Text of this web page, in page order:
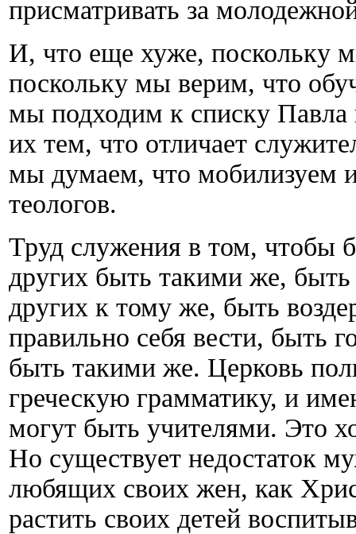
присматривать за
И, что еще хуже, поскольку
поскольку мы верим, что
мы подходим к списку
их тем, что отличает
мы думаем, что мобилизуем
теологов.
Труд служения в том, чтобы
других быть такими же,
других к тому же, быть
правильно себя вести, быть
быть такими же. Церковь
греческую грамматику, и
могут быть учителями. Это
Но существует недостаток
любящих своих жен, как
растить своих детей